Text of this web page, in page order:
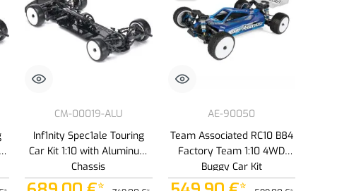
CM-00019-ALU
Inf1nity Spec1ale Touring
Car Kit 1:10 with Aluminum
Chassis
AE-90050
Team Associated RC10 B84
Factory Team 1:10 4WD
Buggy Car Kit